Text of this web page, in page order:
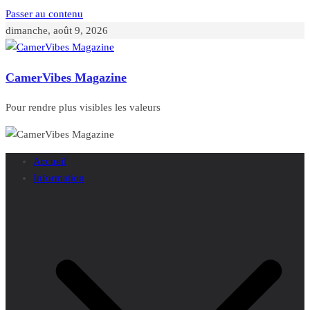
Passer au contenu
dimanche, août 9, 2026
CamerVibes Magazine
Pour rendre plus visibles les valeurs
Accueil
Information